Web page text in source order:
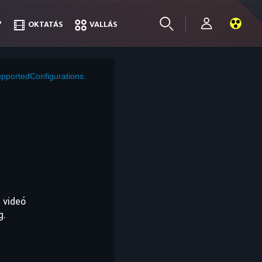
OKTATÁS VALLÁS
OKTATÁS VALLÁS